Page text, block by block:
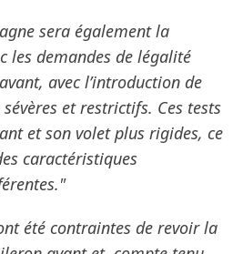
sera également la
les demandes de légalité
avec l’introduction de
et restrictifs. Ces tests
et son volet plus rigides, ce
caractéristiques
été contraintes de revoir la